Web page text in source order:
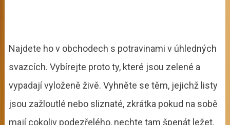
Najdete ho v obchodech s potravinami v úhledných
svazcích. Vybírejte proto ty, které jsou zelené a
vypadají vyloženě živě. Vyhněte se těm, jejichž listy
jsou zažloutlé nebo sliznaté, zkrátka pokud na sobě
mají cokoliv podezřelého, nechte tam špenát ležet.